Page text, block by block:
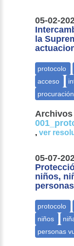
05-02-
la
,ver
05-07-
niños,